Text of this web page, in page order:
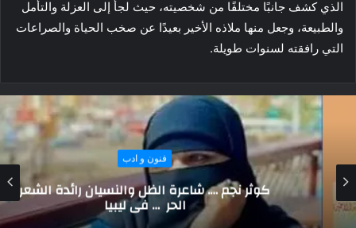
الذي كشف جانبًا مختلفًا من شخصيته، حيث لجأ إلى العزلة والتأمل
والطبيعة، وجعل منها ملاذه الأخير بعيدًا عن صخب الحياة والصراعات
التي رافقته لسنوات طويلة.
فنون و ادب
كوثر نجم …. شاعرة الظل والنسيان رائدة الشعر
الحر … في ليبيا